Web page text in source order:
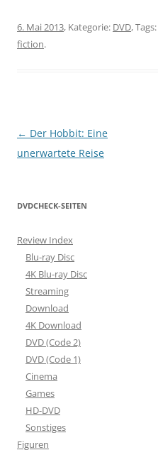
6. Mai 2013, Kategorie: DVD, Tags:
fiction.
Beitragsnavigation
← Der Hobbit: Eine
unerwartete Reise
DVDCHECK-SEITEN
Review Index
Blu-ray Disc
4K Blu-ray Disc
Streaming
Download
4K Download
DVD (Code 2)
DVD (Code 1)
Cinema
Games
HD-DVD
Sonstiges
Figuren